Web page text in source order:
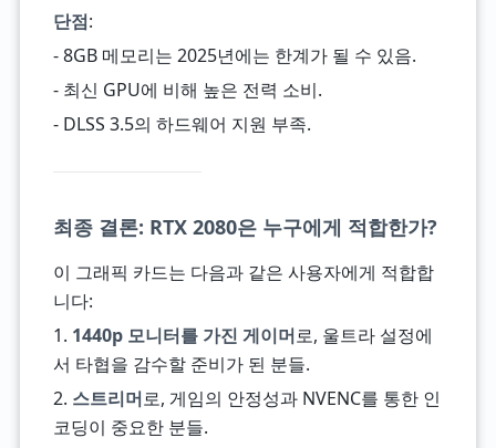
단점:
- 8GB 메모리는 2025년에는 한계가 될 수 있음.
- 최신 GPU에 비해 높은 전력 소비.
- DLSS 3.5의 하드웨어 지원 부족.
최종 결론: RTX 2080은 누구에게 적합한가?
이 그래픽 카드는 다음과 같은 사용자에게 적합합
니다:
1. 1440p 모니터를 가진 게이머로, 울트라 설정에
서 타협을 감수할 준비가 된 분들.
2. 스트리머로, 게임의 안정성과 NVENC를 통한 인
코딩이 중요한 분들.